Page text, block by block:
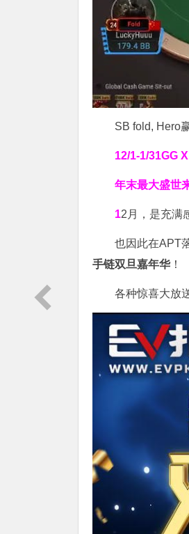
SB fold, Hero
12/1-1/31GG
年末最大盛世
12月，是充满
也因此在APT
手链双旦嘉年华！
各种惊喜大放